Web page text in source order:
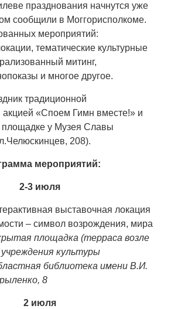
празднования начнутся уже
сообщили в Моггорисполкоме.
мероприятий:
тематические культурные
митинг,
и многое другое.
традиционной
акцией «Споем Гимн вместе!» и
у Музея Славы
208).
мероприятий:
2-3 июля
выставочная локация
– символ возрождения, мира
площадка (терраса возле
культуры
библиотека имени В.И.
8
2 июля